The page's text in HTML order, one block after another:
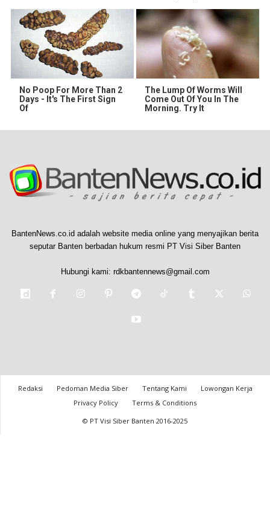
No Poop For More Than 2
Days - It's The First Sign
Of
The Lump Of Worms Will
Come Out Of You In The
Morning. Try It
BantenNews.co.id adalah website media online yang menyajikan berita
seputar Banten berbadan hukum resmi PT Visi Siber Banten
Hubungi kami: rdkbantennews@gmail.com
Redaksi Pedoman Media Siber Tentang Kami
Lowongan Kerja
Privacy Policy
Terms & Conditions
© PT Visi Siber Banten 2016-2025